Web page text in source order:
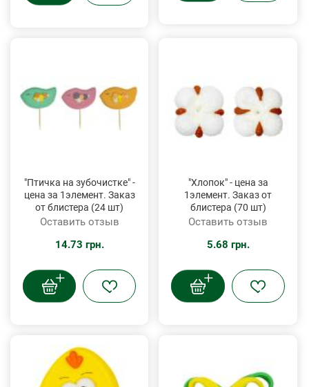
"Птичка на зубочистке" -
цена за 1элемент. Заказ
от блистера (24 шт)
Оставить отзыв
14.73 грн.
"Хлопок" - цена за
1элемент. Заказ от
блистера (70 шт)
Оставить отзыв
5.68 грн.